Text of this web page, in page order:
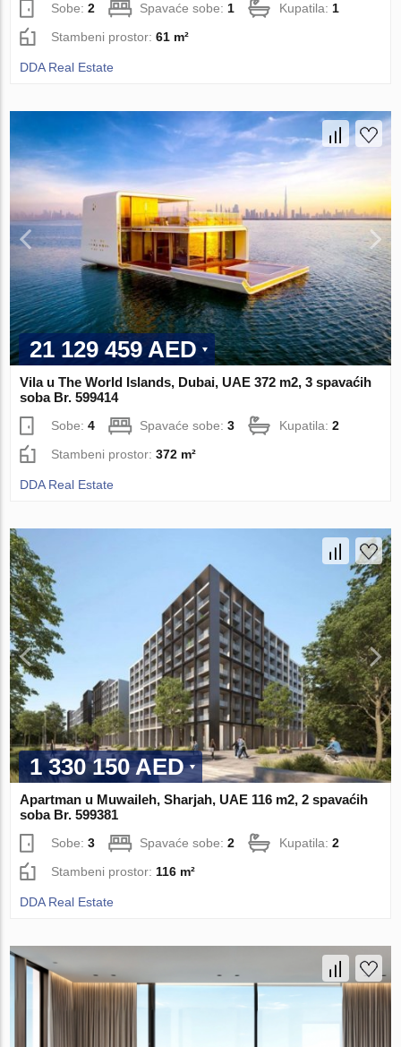
Sobe:2 Spavaće sobe:1 Kupatila:1
Stambeni prostor:61 m²
DDA Real Estate
21 129 459 AED
Vila u The World Islands, Dubai, UAE 372 m2, 3 spavaćih
soba Br. 599414
Sobe:4 Spavaće sobe:3 Kupatila:2
Stambeni prostor:372 m²
DDA Real Estate
1 330 150 AED
Apartman u Muwaileh, Sharjah, UAE 116 m2, 2 spavaćih
soba Br. 599381
Sobe:3 Spavaće sobe:2 Kupatila:2
Stambeni prostor: 116 m²
DDA Real Estate